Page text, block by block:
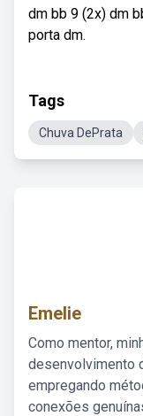
dm bb 9 (2x) dm
porta dm.
Tags
Chuva DePrata
Emelie
Como mentor,
desenvolvimento
empregando
conexões